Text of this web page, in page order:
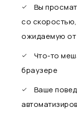
Вы
со
ожидаемую от
Что-то
браузере
Ваше